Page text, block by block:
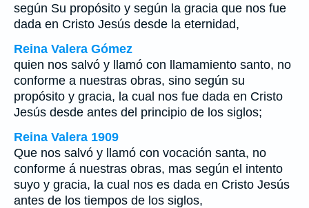
según Su propósito y según la gracia que nos fue
dada en Cristo Jesús desde la eternidad,
Reina Valera Gómez
quien nos salvó y llamó con llamamiento santo, no
conforme a nuestras obras, sino según su
propósito y gracia, la cual nos fue dada en Cristo
Jesús desde antes del principio de los siglos;
Reina Valera 1909
Que nos salvó y llamó con vocación santa, no
conforme á nuestras obras, mas según el intento
suyo y gracia, la cual nos es dada en Cristo Jesús
antes de los tiempos de los siglos,